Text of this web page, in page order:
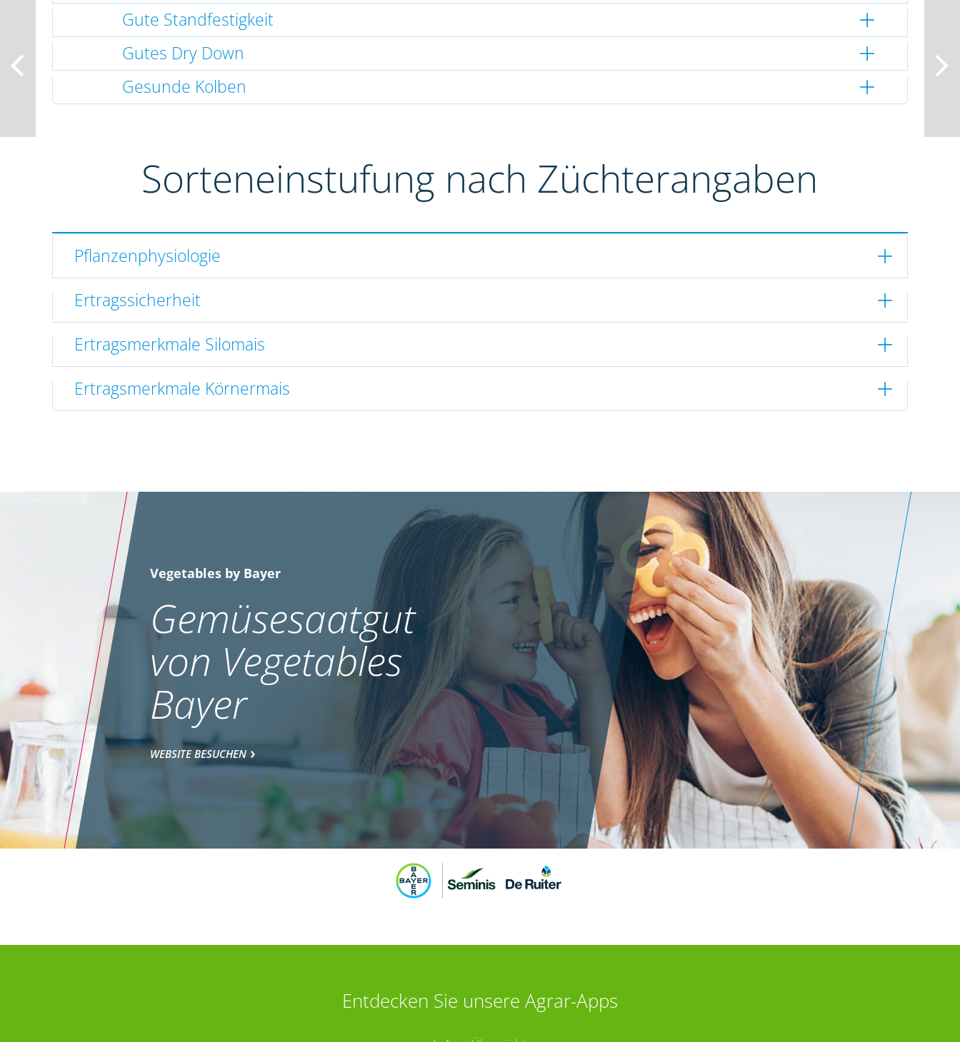
Gute Standfestigkeit
Gutes Dry Down
Gesunde Kolben
Sorteneinstufung nach Züchterangaben
Pflanzenphysiologie
Ertragssicherheit
Ertragsmerkmale Silomais
Ertragsmerkmale Körnermais
Vegetables by Bayer
Gemüsesaatgut
von Vegetables
Bayer
WEBSITE BESUCHEN
Entdecken Sie unsere Agrar-Apps